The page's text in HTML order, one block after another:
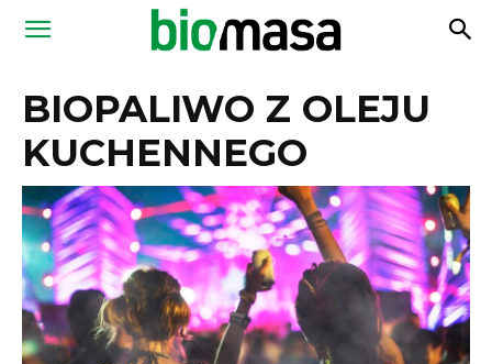
Magazyn
BIOPALIWO Z OLEJU
KUCHENNEGO